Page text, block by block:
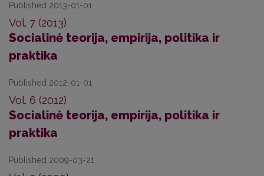
Published 2013-01-01
Vol. 7 (2013)
Socialinė teorija, empirija, politika ir
praktika
Published 2012-01-01
Vol. 6 (2012)
Socialinė teorija, empirija, politika ir
praktika
Published 2009-03-21